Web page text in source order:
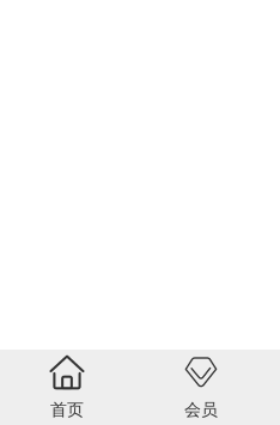
首页 会员